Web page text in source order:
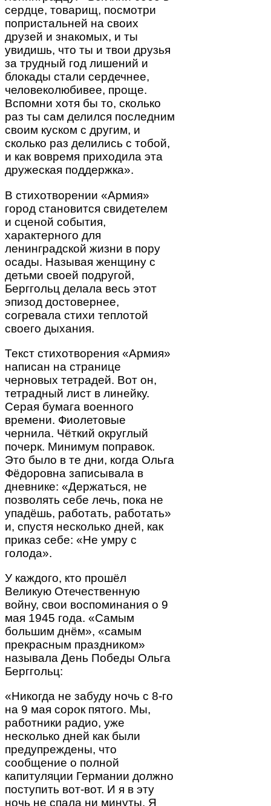
сердце, товарищ, посмотри
попристальней на своих
друзей и знакомых, и ты
увидишь, что ты и твои друзья
за трудный год лишений и
блокады стали сердечнее,
человеколюбивее, проще.
Вспомни хотя бы то, сколько
раз ты сам делился последним
своим куском с другим, и
сколько раз делились с тобой,
и как вовремя приходила эта
дружеская поддержка».
В стихотворении «Армия»
город становится свидетелем
и сценой события,
характерного для
ленинградской жизни в пору
осады. Называя женщину с
детьми своей подругой,
Берггольц делала весь этот
эпизод достовернее,
согревала стихи теплотой
своего дыхания.
Текст стихотворения «Армия»
написан на странице
черновых тетрадей. Вот он,
тетрадный лист в линейку.
Серая бумага военного
времени. Фиолетовые
чернила. Чёткий округлый
почерк. Минимум поправок.
Это было в те дни, когда Ольга
Фёдоровна записывала в
дневнике: «Держаться, не
позволять себе лечь, пока не
упадёшь, работать, работать»
и, спустя несколько дней, как
приказ себе: «Не умру с
голода».
У каждого, кто прошёл
Великую Отечественную
войну, свои воспоминания о 9
мая 1945 года. «Самым
большим днём», «самым
прекрасным праздником»
называла День Победы Ольга
Берггольц:
«Никогда не забуду ночь с 8-го
на 9 мая сорок пятого. Мы,
работники радио, уже
несколько дней как были
предупреждены, что
сообщение о полной
капитуляции Германии должно
поступить вот-вот. И я в эту
ночь не спала ни минуты. Я